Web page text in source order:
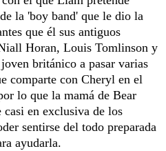
la 'boy band' que le dio la
que él sus antiguos
Horan, Louis Tomlinson y
británico a pasar varias
comparte con Cheryl en el
lo que la mamá de Bear
casi en exclusiva de los
sentirse del todo preparada
ayudarla.